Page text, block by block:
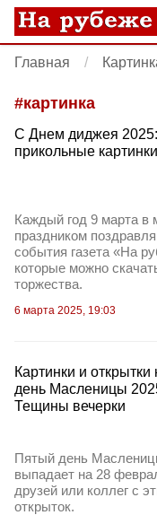
Главная
#картинка
C Днем диджея
прикольные
Каждый год 9 марта в
праздником
события газета «На
которые можно
торжества.
6 марта 2025, 19:03
Картинки и
день Масленицы
Тещины вечерки
Пятый день
выпадает на 28
друзей или коллег с
открыток.